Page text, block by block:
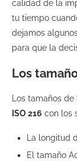
calidad de la
tu tiempo
dejamos
para que la
Los
Los tamaños
ISO 216 con los
La longitud
El tamaño